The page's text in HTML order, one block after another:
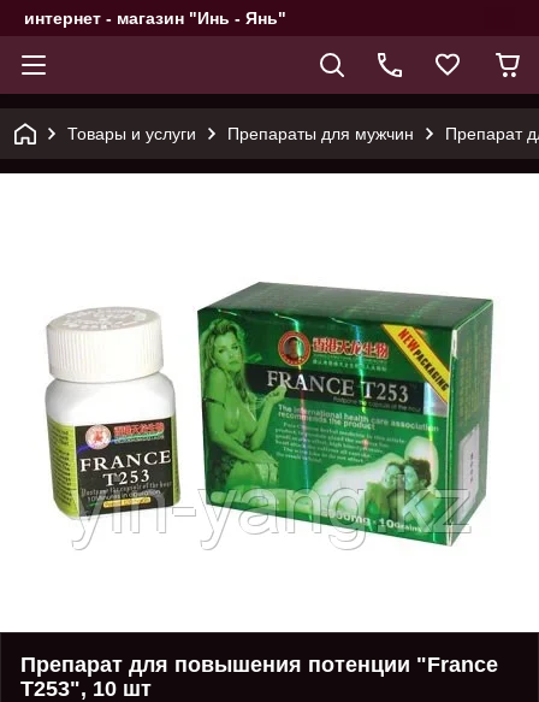
интернет - магазин "Инь - Янь"
Товары и услуги Препараты для мужчин Препарат
Препарат для повышения потенции "France
T253", 10 шт